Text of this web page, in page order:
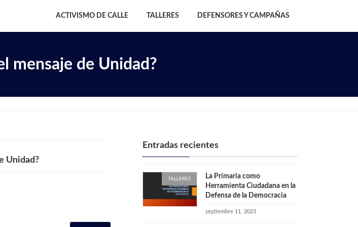
ACTIVISMO DE CALLE TALLERES DEFENSORES Y CAMPAÑAS
mensaje de Unidad?
Unidad?
Entradas recientes
TALLERES
La Primaria como
Herramienta Ciudadana en la
Defensa de la Democracia
septiembre 11, 2023